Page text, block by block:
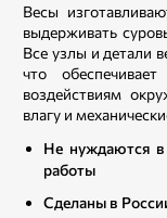
Весы
выдерживать
Все узлы и детали
что
воздействиям
влагу и
Не нуждаются в
работы
Сделаны в